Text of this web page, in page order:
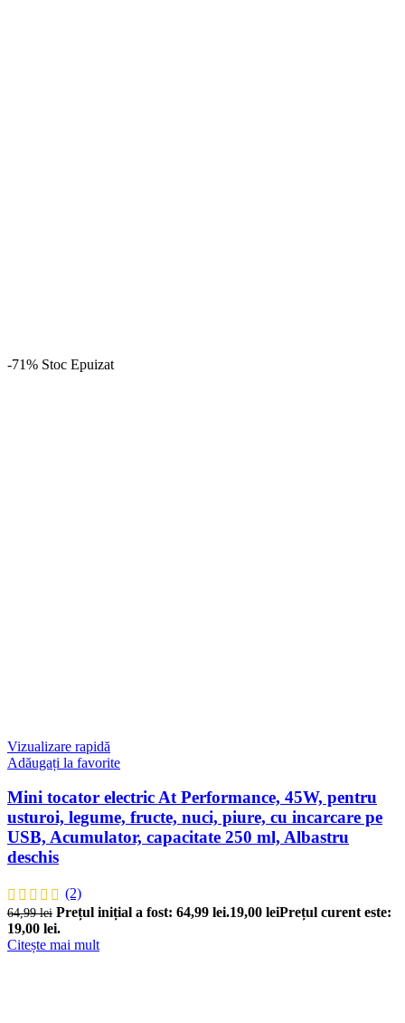
-71% Stoc Epuizat
Vizualizare rapidă
Adăugați la favorite
Mini tocator electric At Performance, 45W, pentru
usturoi, legume, fructe, nuci, piure, cu incarcare pe
USB, Acumulator, capacitate 250 ml, Albastru
deschis
(2)
64,99lei Prețul inițial a fost: 64,99 lei.19,00 leiPrețul curent este:
19,00 lei.
Citește mai mult